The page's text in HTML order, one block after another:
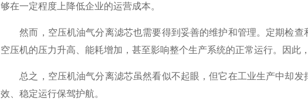
够在一定程度上降低企业的运营成本。
然而，空压机油气分离滤芯也需要得到妥善的维护和管理。定期检查
空压机的压力升高、能耗增加，甚至影响整个生产系统的正常运行。因此
总之，空压机油气分离滤芯虽然看似不起眼，但它在工业生产中却发
效、稳定运行保驾护航。